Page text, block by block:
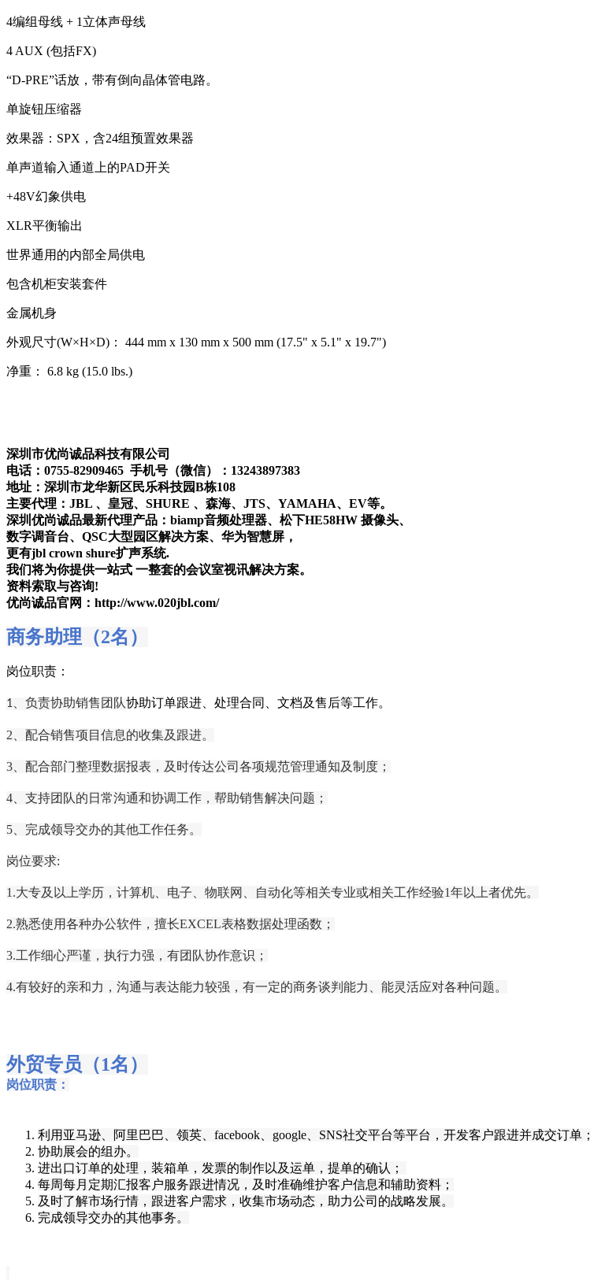
4编组母线 + 1立体声母线
4 AUX (包括FX)
“D-PRE”话放，带有倒向晶体管电路。
单旋钮压缩器
效果器：SPX，含24组预置效果器
单声道输入通道上的PAD开关
+48V幻象供电
XLR平衡输出
世界通用的内部全局供电
包含机柜安装套件
金属机身
外观尺寸(W×H×D)： 444 mm x 130 mm x 500 mm (17.5" x 5.1" x 19.7")
净重： 6.8 kg (15.0 lbs.)
深圳市优尚诚品科技有限公司
电话：0755-82909465 手机号（微信）：13243897383
地址：深圳市龙华新区民乐科技园B栋108
主要代理：JBL 、皇冠、SHURE 、森海、JTS、YAMAHA、EV等。
深圳优尚诚品最新代理产品：biamp音频处理器、松下HE58HW 摄像头、
数字调音台、QSC大型园区解决方案、华为智慧屏，
更有jbl crown shure扩声系统.
我们将为你提供一站式 一整套的会议室视讯解决方案。
资料索取与咨询!
优尚诚品官网：http://www.020jbl.com/
商务助理（2名）
岗位职责：
1 、负责协助销售团队协助订单跟进、处理合同、文档及售后等工作。
2、 配合销售项目信息的收集及跟进。
3、配合部门整理数据报表，及时传达公司各项规范管理通知及制度；
4、支持团队的日常沟通和协调工作，帮助销售解决问题；
5、完成领导交办的其他工作任务。
岗位要求:
1.大专及以上学历， 计算机、电子、物联网、自动化等相关专业或相关工作经验1年以上者优先。
2.熟悉使用各种办公软件，擅长EXCEL表格数据处理函数；
3.工作细心严谨，执行力强，有团队协作意识；
4.有较好的亲和力， 沟通与表达能力较强， 有一定的商务谈判能力 能灵活应对各种问题。
外贸专员（1名）
岗位职责：
利用 亚马逊 阿里巴巴 领英 facebook google SNS社交平台等平台，开发客户跟进并成交订单；
协助展会的组办。
进出口订单的处理，装箱单，发票的制作以及运单，提单的确认；
每周每月定期汇报客户服务跟进情况，及时准确维护客户信息和辅助资料；
及时了解市场行情， 跟进客户需求，收集市场动态，助力公司的战略发展。
完成领导交办的其他事务。